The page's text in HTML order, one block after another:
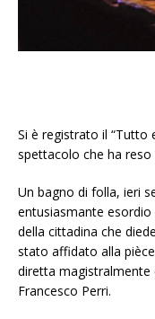
Si è registrato il “Tutto
spettacolo che ha
Un bagno di folla, ieri
entusiasmante
della cittadina che
stato affidato alla pièce
diretta magistralmente
Francesco Perri.